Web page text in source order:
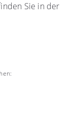
Sie in der